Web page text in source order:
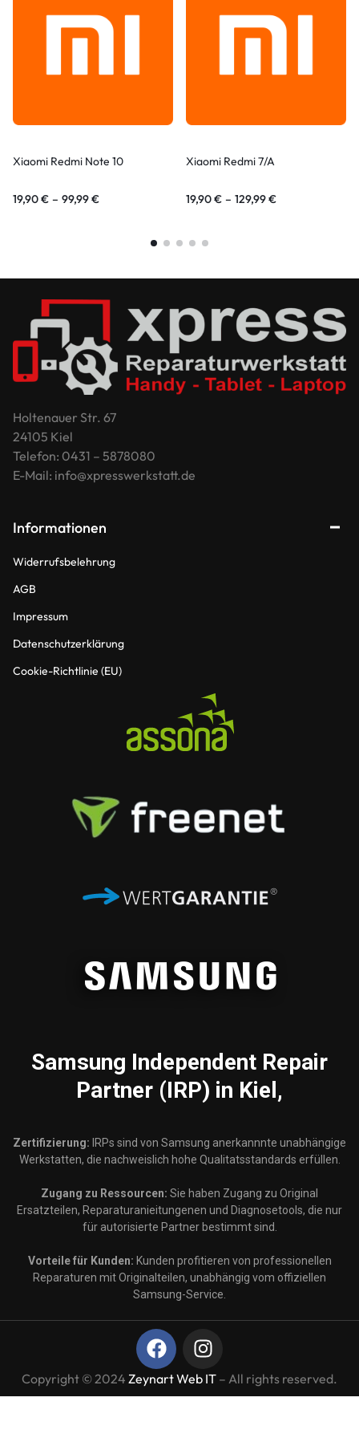
Xiaomi Redmi Note 10
19,90€ – 99,99€
Xiaomi Redmi 7/A
19,90€ – 129,99€
Holtenauer Str. 67
24105 Kiel
Telefon: 0431 – 5878080
E-Mail: info@xpresswerkstatt.de
Informationen
Widerrufsbelehrung
AGB
Impressum
Datenschutzerklärung
Cookie-Richtlinie (EU)
Samsung Independent Repair
Partner (IRP) in Kiel,
Zertifizierung: IRPs sind von Samsung anerkannnte unabhängige
Werkstatten, die nachweislich hohe Qualitatsstandards erfüllen.
Zugang zu Ressourcen: Sie haben Zugang zu Original
Ersatzteilen, Reparaturanieitungenen und Diagnosetools, die nur
für autorisierte Partner bestimmt sind.
Vorteile für Kunden: Kunden profitieren von professionellen
Reparaturen mit Originalteilen, unabhängig vom offiziellen
Samsung-Service.
Copyright © 2024 Zeynart Web IT – All rights reserved.